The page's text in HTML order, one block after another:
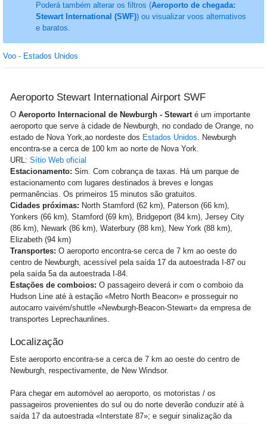
Poderá também alterar os filtros (Aeroporto de chegada:
Stewart International (SWF)) ou visualizar voos alternativos
e baratos.
Voo - Estados Unidos
Aeroporto Stewart International Airport SWF
O Aeroporto Internacional de Newburgh - Stewarté um importante
aeroporto que serve à cidade de Newburgh, no condado de Orange, no
estado de Nova York,ao nordeste dos Estados Unidos. Newburgh
encontra-se a cerca de 100 km ao norte de Nova York.
URL: Sítio Web oficial
Estacionamento: Sim. Com cobrança de taxas. Há um parque de
estacionamento com lugares destinados à breves e longas
permanências. Os primeiros 15 minutos são gratuitos.
Cidades próximas: North Stamford (62 km), Paterson (66 km),
Yonkers (66 km), Stamford (69 km), Bridgeport (84 km), Jersey City
(86 km), Newark (86 km), Waterbury (88 km), New York (88 km),
Elizabeth (94 km)
Transportes: O aeroporto encontra-se cerca de 7 km ao oeste do
centro de Newburgh, acessível pela saída 17 da autoestrada I-87 ou
pela saída 5a da autoestrada I-84.
Estações de comboios: O passageiro deverá ir com o comboio da
Hudson Line até à estação «Metro North Beacon» e prosseguir no
autocarro vaivém/shuttle «Newburgh-Beacon-Stewart» da empresa de
transportes Leprechaunlines.
Localização
Este aeroporto encontra-se a cerca de 7 km ao oeste do centro de
Newburgh, respectivamente, de New Windsor.
Para chegar em automóvel ao aeroporto, os motoristas / os
passageiros provenientes do sul ou do norte deverão conduzir até à
saída 17 da autoestrada «Interstate 87»; e seguir sinalização da